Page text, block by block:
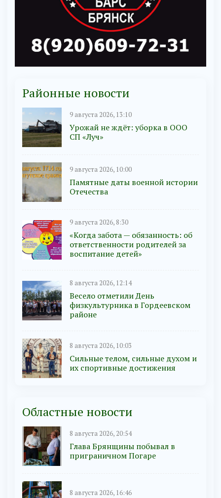
Районные новости
9 августа 2026, 13:10
Урожай не ждёт: уборка в ООО
СП «Луч»
9 августа 2026, 10:00
Памятные даты военной истории
Отечества
9 августа 2026, 8:30
«Когда забота — обязанность: об
ответственности родителей за
воспитание детей»
8 августа 2026, 12:14
Весело отметили День
физкультурника в Гордеевском
районе
8 августа 2026, 10:03
Сильные телом, сильные духом и
их спортивные достижения
Областные новости
8 августа 2026, 20:54
Глава Брянщины побывал в
приграничном Погаре
8 августа 2026, 16:46